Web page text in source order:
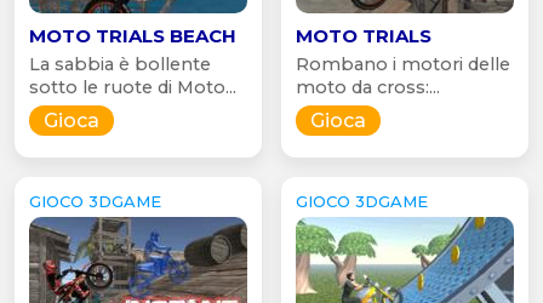
MOTO TRIALS BEACH
La sabbia è bollente
sotto le ruote di Moto...
Gioca
MOTO TRIALS
Rombano i motori delle
moto da cross:...
Gioca
GIOCO 3DGAME GIOCO 3DGAME